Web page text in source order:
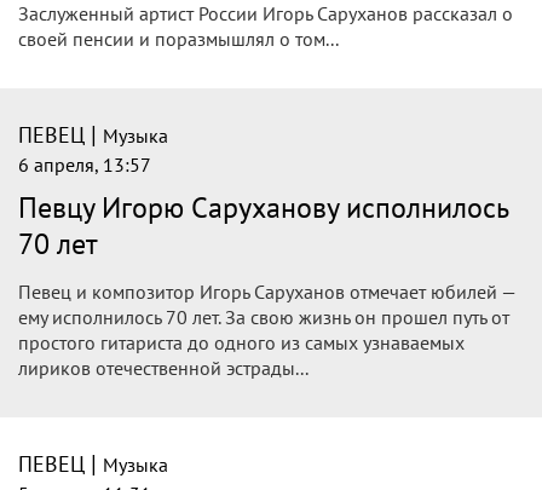
Заслуженный артист России Игорь Саруханов рассказал о
своей пенсии и поразмышлял о том...
ПЕВЕЦ | Музыка
6 апреля, 13:57
Певцу Игорю Саруханову исполнилось
70 лет
Певец и композитор Игорь Саруханов отмечает юбилей —
ему исполнилось 70 лет. За свою жизнь он прошел путь от
простого гитариста до одного из самых узнаваемых
лириков отечественной эстрады...
ПЕВЕЦ | Музыка